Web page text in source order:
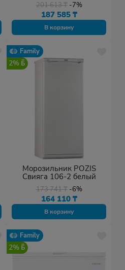
201 613₸ -7%
187 585 ₸
В корзину
Family
2%
Морозильник POZIS
Свияга 106-2 белый
173 741₸ -6%
164 110 ₸
В корзину
Family
2%